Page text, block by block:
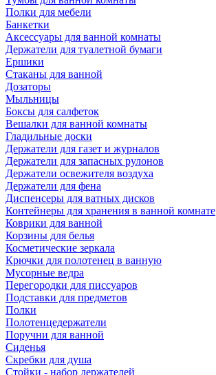
Полки для мебели
Банкетки
Аксессуары для ванной комнаты
Держатели для туалетной бумаги
Ершики
Стаканы для ванной
Дозаторы
Мыльницы
Боксы для салфеток
Вешалки для ванной комнаты
Гладильные доски
Держатели для газет и журналов
Держатели для запасных рулонов
Держатели освежителя воздуха
Держатели для фена
Диспенсеры для ватных дисков
Контейнеры для хранения в ванной комнате
Коврики для ванной
Корзины для белья
Косметические зеркала
Крючки для полотенец в ванную
Мусорные ведра
Перегородки для писсуаров
Подставки для предметов
Полки
Полотенцедержатели
Поручни для ванной
Сиденья
Скребки для душа
Стойки - набор держателей